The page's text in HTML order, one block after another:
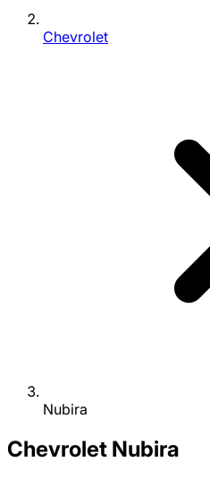
Chevrolet
Nubira
Chevrolet Nubira